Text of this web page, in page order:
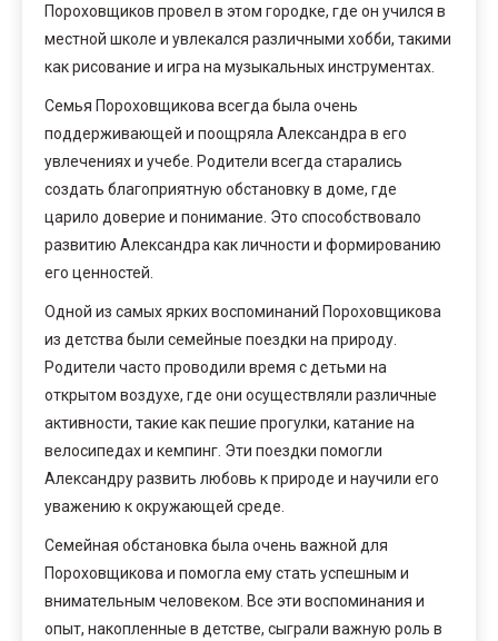
Пороховщиков провел в этом городке, где он учился в
местной школе и увлекался различными хобби, такими
как рисование и игра на музыкальных инструментах.
Семья Пороховщикова всегда была очень
поддерживающей и поощряла Александра в его
увлечениях и учебе. Родители всегда старались
создать благоприятную обстановку в доме, где
царило доверие и понимание. Это способствовало
развитию Александра как личности и формированию
его ценностей.
Одной из самых ярких воспоминаний Пороховщикова
из детства были семейные поездки на природу.
Родители часто проводили время с детьми на
открытом воздухе, где они осуществляли различные
активности, такие как пешие прогулки, катание на
велосипедах и кемпинг. Эти поездки помогли
Александру развить любовь к природе и научили его
уважению к окружающей среде.
Семейная обстановка была очень важной для
Пороховщикова и помогла ему стать успешным и
внимательным человеком. Все эти воспоминания и
опыт, накопленные в детстве, сыграли важную роль в